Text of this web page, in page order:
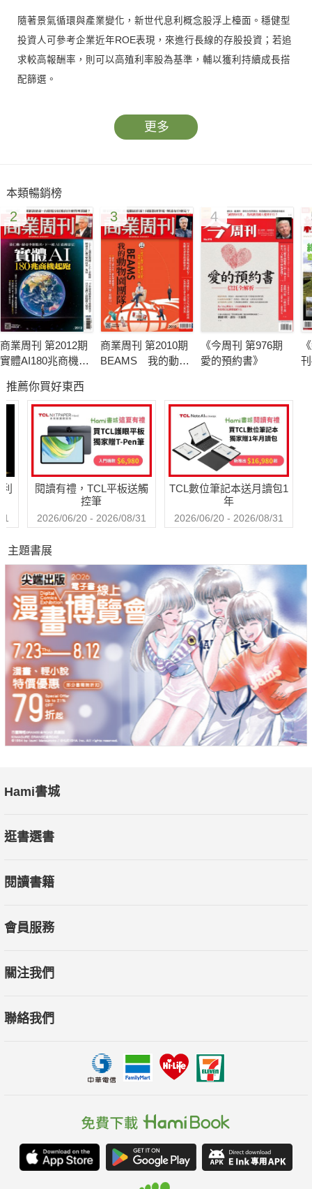
隨著景氣循環與產業變化，新世代息利概念股浮上檯面。穩健型
投資人可參考企業近年ROE表現，來進行長線的存股投資；若追
求較高報酬率，則可以高殖利率股為基準，輔以獲利持續成長搭
配篩選。
更多
本類暢銷榜
2
商業周刊 第2012期
實體AI180兆商機起
3
商業周刊 第2010期
BEAMS 我的動物
4
《今周刊 第976期
愛的預約書》
推薦你買好東西
閱讀有禮，TCL平板送觸
控筆
2026/06/20 - 2026/08/31
TCL數位筆記本送月讀包1
年
2026/06/20 - 2026/08/31
主題書展
Hami書城
逛書選書
閱讀書籍
會員服務
關注我們
聯絡我們